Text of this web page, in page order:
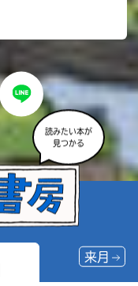
読みたい本が
見つかる
来月